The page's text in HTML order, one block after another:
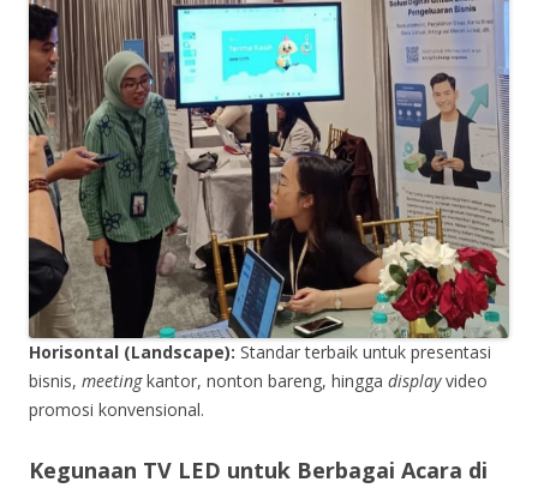
Horisontal (Landscape): Standar terbaik untuk presentasi
bisnis, meetingkantor, nonton bareng, hingga displayvideo
promosi konvensional.
Kegunaan TV LED untuk Berbagai Acara di